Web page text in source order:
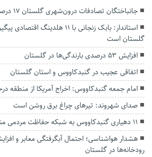
جانباختگان تصادفات درون‌شهری گلستان ۱۷ درصد کاهش یافت
استاندار: بابک زنجانی با ۱۱ هلدینگ
گلستان است
افزایش ۵۳ درصدی بارندگی‌ها در گلستان
اتفاقی عجیب در‌ گنبدکاووس و استان گلستان
امام جمعه گنبدکاووس: اخراج آمریکا از منطقه
صدای شهروند: تیرهای چراغ برق روشن است
۱۱ دهیاری گنبدکاووس به شبکه حفاظت مردمی منابع طبیعی پیوستند
هشدار هواشناسی؛ احتمال آبگرفتگی معابر و
رودخانه‌ها در گلستان